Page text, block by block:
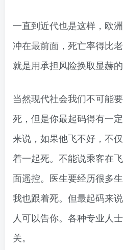
一直到近代也是这样，欧
冲在最前面，死亡率得比
就是用承担风险换取显赫的
当然现代社会我们不可能
死，但是你最起码得有一
来说，如果他飞不好，不
着一起死。不能说乘客在
面遥控。医生要经历很多
我也跟着死。但最起码来
人可以告你。各种专业人
关。